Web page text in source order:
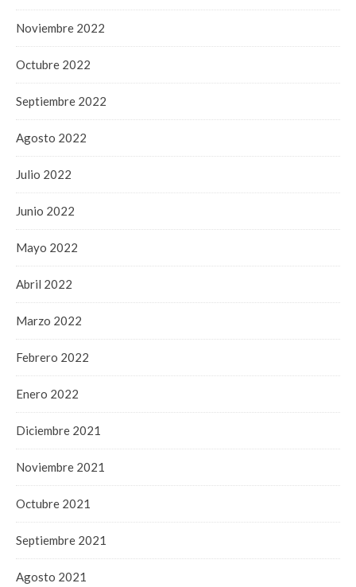
Noviembre 2022
Octubre 2022
Septiembre 2022
Agosto 2022
Julio 2022
Junio 2022
Mayo 2022
Abril 2022
Marzo 2022
Febrero 2022
Enero 2022
Diciembre 2021
Noviembre 2021
Octubre 2021
Septiembre 2021
Agosto 2021